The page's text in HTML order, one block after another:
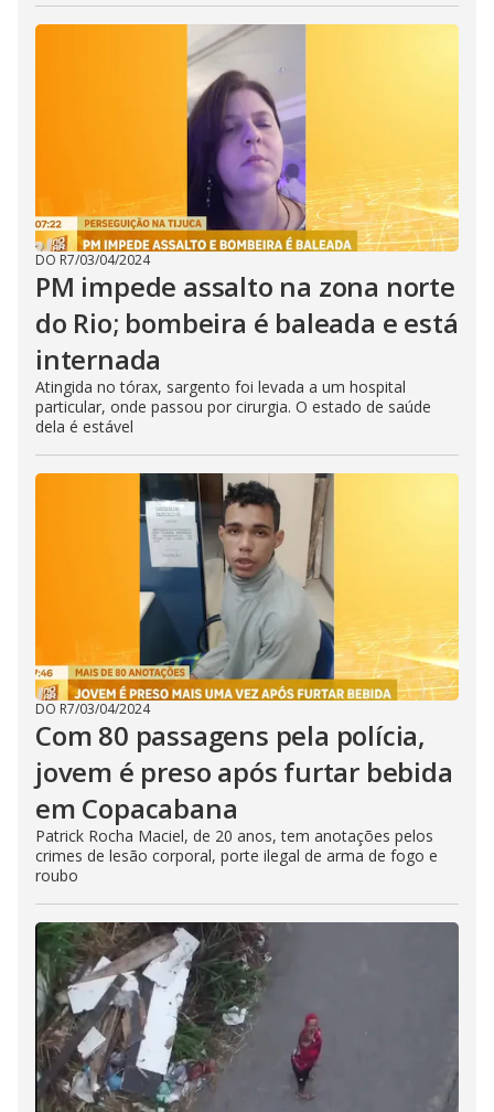
DO R7/03/04/2024
PM impede assalto na zona norte
do Rio; bombeira é baleada e está
internada
Atingida no tórax, sargento foi levada a um hospital
particular, onde passou por cirurgia. O estado de saúde
dela é estável
DO R7/03/04/2024
Com 80 passagens pela polícia,
jovem é preso após furtar bebida
em Copacabana
Patrick Rocha Maciel, de 20 anos, tem anotações pelos
crimes de lesão corporal, porte ilegal de arma de fogo e
roubo